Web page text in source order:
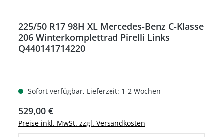
225/50 R17 98H XL Mercedes-Benz C-Klasse
206 Winterkomplettrad Pirelli Links
Q440141714220
Sofort verfügbar, Lieferzeit: 1-2 Wochen
Regulärer Preis:
529,00 €
Preise inkl. MwSt. zzgl. Versandkosten